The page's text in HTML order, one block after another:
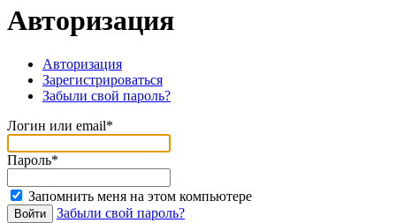
Авторизация
Авторизация
Зарегистрироваться
Забыли свой пароль?
Логин или email*
Пароль*
Запомнить меня на этом компьютере
Забыли свой пароль?